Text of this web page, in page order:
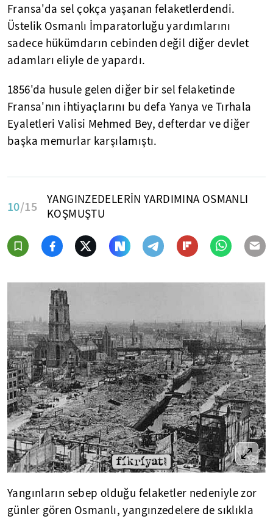
Fransa'da sel çokça yaşanan felaketlerdendi.
Üstelik Osmanlı İmparatorluğu yardımlarını
sadece hükümdarın cebinden değil diğer devlet
adamları eliyle de yapardı.
1856'da husule gelen diğer bir sel felaketinde
Fransa'nın ihtiyaçlarını bu defa Yanya ve Tırhala
Eyaletleri Valisi Mehmed Bey, defterdar ve diğer
başka memurlar karşılamıştı.
10/15
YANGINZEDELERİN YARDIMINA OSMANLI
KOŞMUŞTU
Yangınların sebep olduğu felaketler nedeniyle zor
günler gören Osmanlı, yangınzedelere de sıklıkla